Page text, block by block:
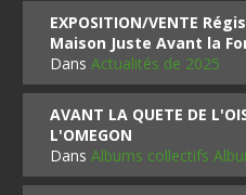
EXPOSITION/VENTE
Maison Juste Avant la
DansActualités de 2025
AVANT LA QUETE DE
L'OMEGON
DansAlbums collectifs